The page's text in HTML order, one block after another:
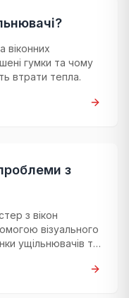
віконних
гумки та чому
втрати тепла.
з
з вікон
візуального
ущільнювачів та